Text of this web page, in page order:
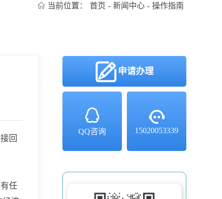
当前位置： 首页 - 新闻中心 - 操作指南
回
任
申请办理
QQ咨询 15020053339